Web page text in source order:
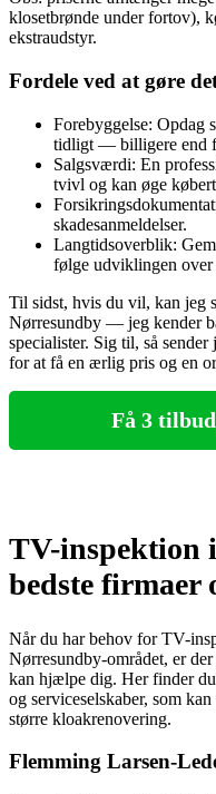
klosetbrønde under fortov),
ekstraudstyr.
Fordele ved at gøre
Forebyggelse: Opdag
tidligt — billigere end
Salgsværdi: En
tvivl og kan øge
skadesanmeldelser.
Langtidsoverblik:
følge udviklingen over
Til sidst, hvis du vil, kan jeg
Nørresundby — jeg kender
specialister. Sig til, så
for at få en ærlig pris og en
Få 3
TV-inspektion
bedste firmaer
Når du har behov for TV-
Nørresundby-området, er
kan hjælpe dig. Her finder
og serviceselskaber, som
større kloakrenovering.
Flemming Larsen-